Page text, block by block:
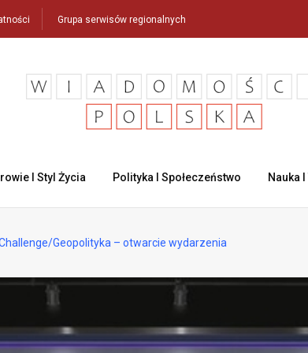
Grupa serwisów regionalnych
I Styl Życia Polityka I Społeczeństwo Nauka
Geopolityka – otwarcie wydarzenia